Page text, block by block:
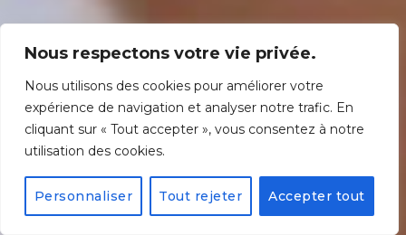
Nous respectons votre vie privée.
Nous utilisons des cookies pour améliorer votre
expérience de navigation et analyser notre trafic. En
cliquant sur « Tout accepter », vous consentez à notre
utilisation des cookies.
Personnaliser Tout rejeter Accepter tout